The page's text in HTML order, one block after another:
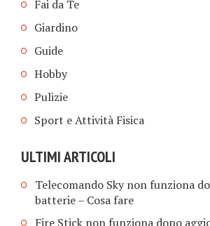
Fai da Te
Giardino
Guide
Hobby
Pulizie
Sport e Attività Fisica
ULTIMI ARTICOLI
Telecomando Sky non funziona
batterie​ – Cosa fare
Fire Stick non funziona dopo